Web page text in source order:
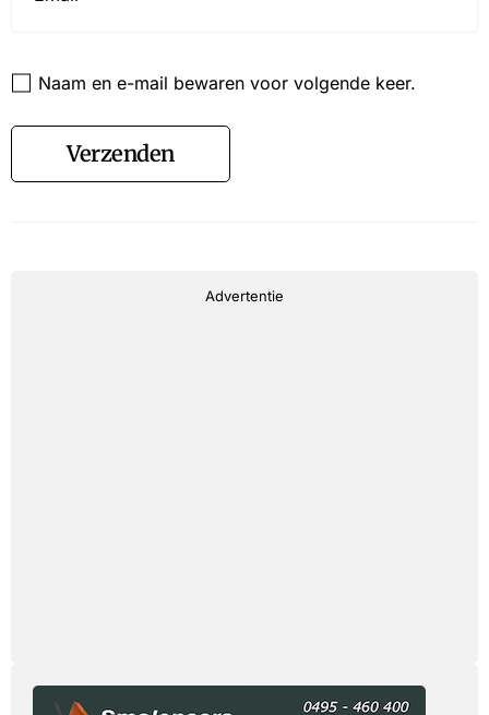
Naam en e-mail bewaren voor volgende keer.
Verzenden
Advertentie